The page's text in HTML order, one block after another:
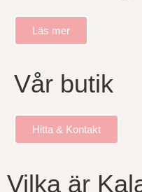
Läs mer
Vår butik
Hitta & Kontakt
Vilka är